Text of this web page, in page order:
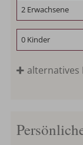
alternatives